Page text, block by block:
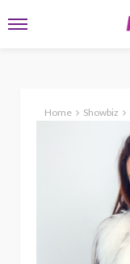
Home Showbiz